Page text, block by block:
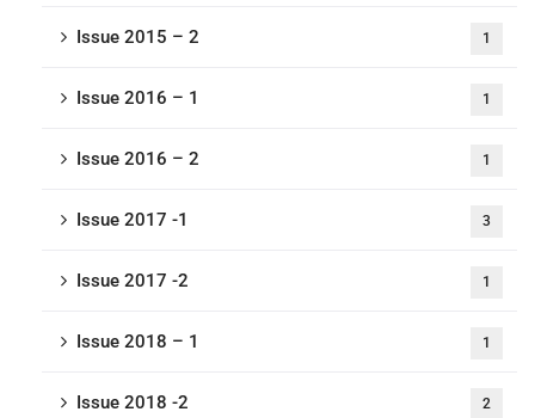
Issue 2015 – 2 1
Issue 2016 – 1 1
Issue 2016 – 2 1
Issue 2017 -1 3
Issue 2017 -2 1
Issue 2018 – 1 1
Issue 2018 -2 2